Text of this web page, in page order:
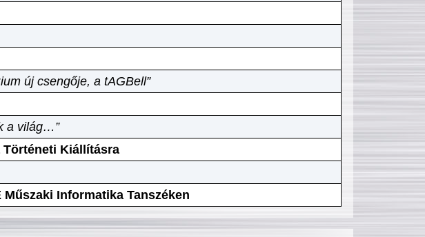
új csengője, a tAGBell”
a világ…”
Történeti Kiállításra
Informatika Tanszéken